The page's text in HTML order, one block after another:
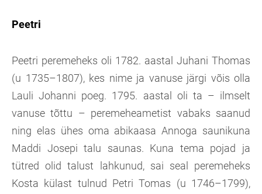
Peetri
Peetri peremeheks oli 1782. aastal Juhani Thomas
(u 1735–1807), kes nime ja vanuse järgi võis olla
Lauli Johanni poeg. 1795. aastal oli ta – ilmselt
vanuse tõttu – peremeheametist vabaks saanud
ning elas ühes oma abikaasa Annoga saunikuna
Maddi Josepi talu saunas. Kuna tema pojad ja
tütred olid talust lahkunud, sai seal peremeheks
Kosta külast tulnud Petri Tomas (u 1746–1799),